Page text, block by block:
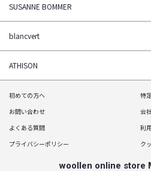
SUSANNE BOMMER
blancvert
ATHISON
初めての方へ
特
お問い合わせ
会
よくある質問
利
プライバシーポリシー
ク
woollen online store